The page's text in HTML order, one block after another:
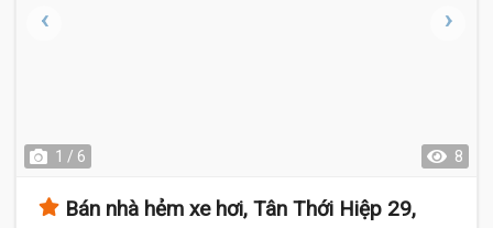
1 / 6 8
Bán nhà hẻm xe hơi, Tân Thới Hiệp 29,